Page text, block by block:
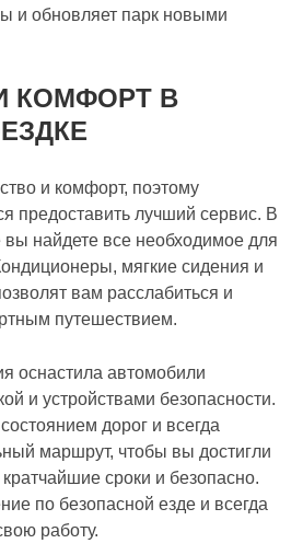
и обновляет парк новыми
КОМФОРТ В
и комфорт, поэтому
предоставить лучший сервис. В
найдете все необходимое для
мягкие сидения и
вам расслабиться и
путешествием.
оснастила автомобили
и устройствами безопасности.
дорог и всегда
маршрут, чтобы вы достигли
сроки и безопасно.
по безопасной езде и всегда
работу.